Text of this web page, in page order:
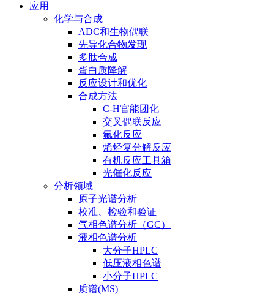
应用
化学与合成
ADC和生物偶联
先导化合物发现
多肽合成
蛋白质降解
反应设计和优化
合成方法
C-H官能团化
交叉偶联反应
氟化反应
烯烃复分解反应
有机反应工具箱
光催化反应
分析领域
原子光谱分析
校准、检验和验证
气相色谱分析（GC）
液相色谱分析
大分子HPLC
低压液相色谱
小分子HPLC
质谱(MS)